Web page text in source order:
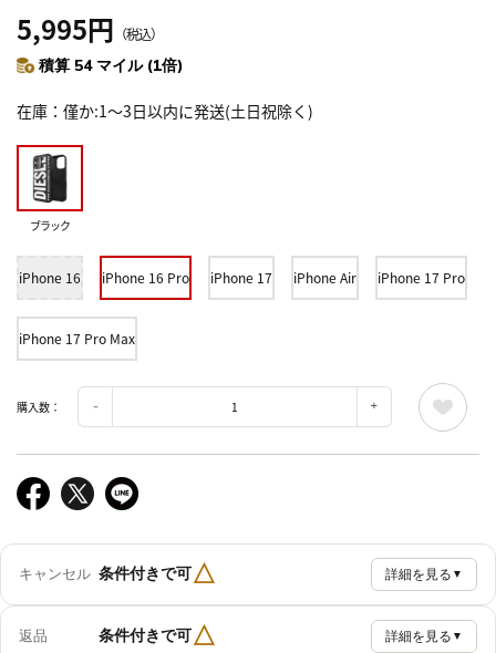
5,995円 （税込）
積算 54 マイル (1倍)
在庫 僅か:1～3日以内に発送(土日祝除く)
ブラック
iPhone 16 iPhone 16 Pro iPhone 17 iPhone Air iPhone 17 Pro
iPhone 17 Pro Max
購入数：
キャンセル 条件付きで可△ 詳細を見る ▼
返品 条件付きで可△ 詳細を見る ▼